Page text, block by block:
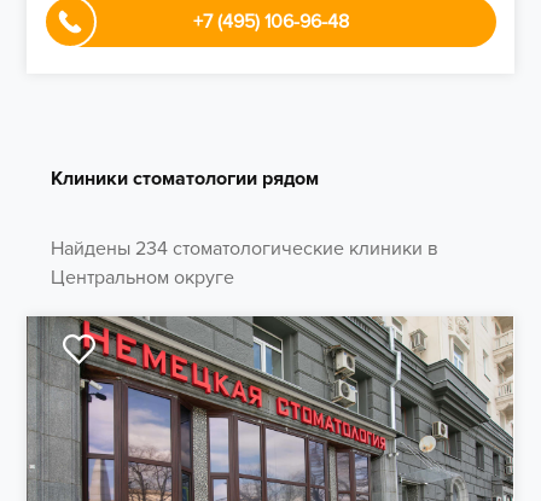
+7 (495) 106-96-48
Клиники стоматологии рядом
Найдены 234 стоматологические клиники в
Центральном округе